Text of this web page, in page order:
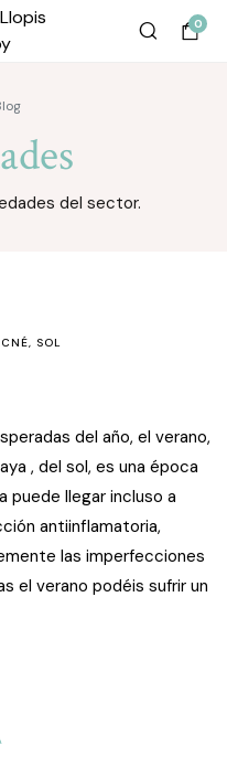
0
del sector.
, SOL
del año, el verano,
, del sol, es una época
puede llegar incluso a
antiinflamatoria,
las imperfecciones
el verano podéis sufrir un